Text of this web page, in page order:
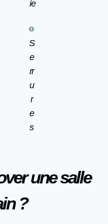
ie
S
e
rr
u
r
e
s
une salle
?